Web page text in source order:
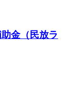
金（民放ラ